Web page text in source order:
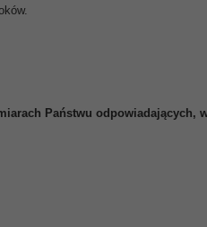
Państwu odpowiadających,